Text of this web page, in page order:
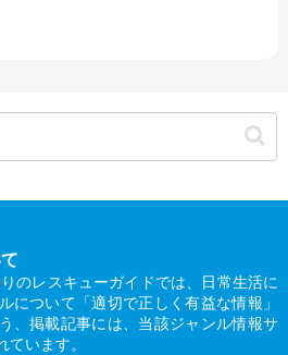
のレスキューガイドでは、日常生活に
について「適切で正しく有益な情報」
、掲載記事には、当該ジャンル情報サ
います。